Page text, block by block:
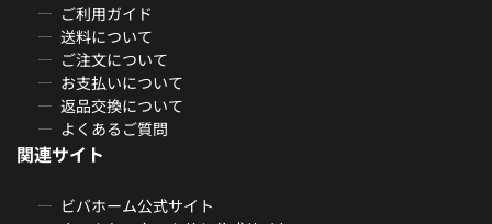
ご利用ガイド
送料について
ご注文について
お支払いについて
返品交換について
よくあるご質問
関連サイト
ビバホーム公式サイト